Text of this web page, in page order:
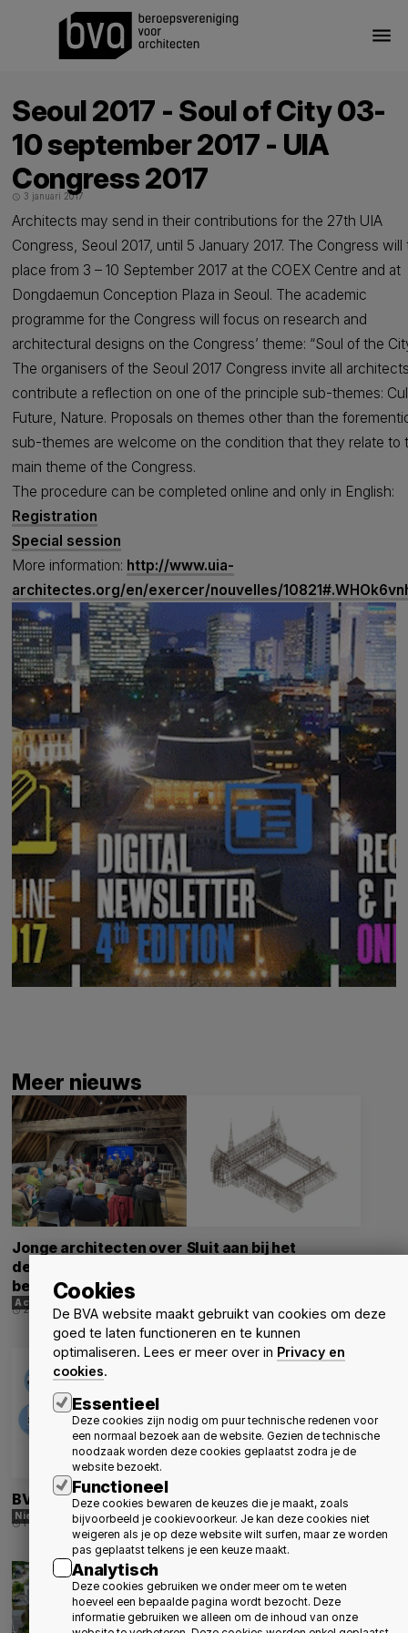
Cookies
De BVA website maakt gebruikt van cookies om deze
goed te laten functioneren en te kunnen
optimaliseren. Lees er meer over in Privacy en
cookies.
Essentieel
Deze cookies zijn nodig om puur technische redenen voor
een normaal bezoek aan de website. Gezien de technische
noodzaak worden deze cookies geplaatst zodra je de
website bezoekt.
Functioneel
Deze cookies bewaren de keuzes die je maakt, zoals
bijvoorbeeld je cookievoorkeur. Je kan deze cookies niet
weigeren als je op deze website wilt surfen, maar ze worden
pas geplaatst telkens je een keuze maakt.
Analytisch
Deze cookies gebruiken we onder meer om te weten
hoeveel een bepaalde pagina wordt bezocht. Deze
informatie gebruiken we alleen om de inhoud van onze
menu
Seoul 2017 - Soul of City 03-
10 september 2017 - UIA
Congress 2017
schedule 3 januari 2017
Architects may send in their contributions for the 27th UIA
Congress, Seoul 2017, until 5 January 2017. The Congress will
place from 3 – 10 September 2017 at the COEX Centre and at
Dongdaemun Conception Plaza in Seoul. The academic
programme for the Congress will focus on research and
architectural designs on the Congress’ theme: “Soul of the
The organisers of the Seoul 2017 Congress invite all
contribute a reflection on one of the principle sub-themes:
Future, Nature. Proposals on themes other than the
sub-themes are welcome on the condition that they relate to
main theme of the Congress.
The procedure can be completed online and only in English:
Registration
Special session
More information: http://www.uia-
architectes.org/en/exercer/nouvelles/
Meer nieuws
Jonge architecten over
de opleiding en het
beroep van architect
Activiteiten
schedule20 oktober 2026
Sluit aan bij het
Herkenrode
Nieuws Activiteiten
schedule 15 september 2026
BVA & Davos
Nieuws Over BVA
schedule1 september 2026
Uitnodiging Algemene
Vergadering 2026
Nieuws Over BVA Activiteiten